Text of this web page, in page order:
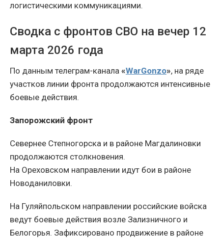
логистическими коммуникациями.
Сводка с фронтов СВО на вечер 12
марта 2026 года
По данным телеграм-канала «WarGonzo», на ряде
участков линии фронта продолжаются интенсивные
боевые действия.
Запорожский фронт
Севернее Степногорска и в районе Магдалиновки
продолжаются столкновения.
На Ореховском направлении идут бои в районе
Новоданиловки.
На Гуляйпольском направлении российские войска
ведут боевые действия возле Зализничного и
Белогорья. Зафиксировано продвижение в районе